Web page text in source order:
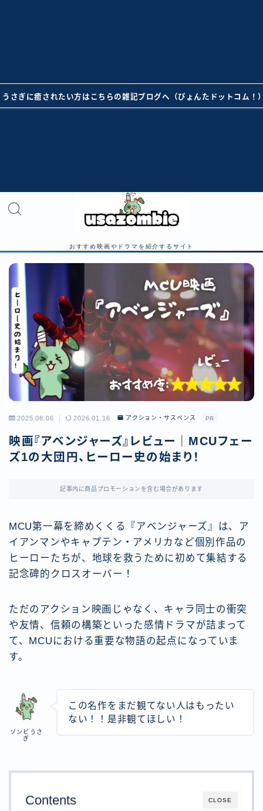
うさぎに癒されたい方はこちらの雑記ブログへ（ぴょんたドットコム！
おすすめ映画やドラマを紹介するサイト
2025.08.06 2026.01.16 アクション・サスペンス PR
映画『アベンジャーズ』レビュー｜MCUフェー
ズ1の大団円、ヒーロー史の始まり！
記事内に商品プロモーションを含む場合があります
MCU第一幕を締めくくる『アベンジャーズ』は、ア
イアンマンやキャプテン・アメリカなど個別作品の
ヒーローたちが、地球を救うために初めて集結する
記念碑的クロスオーバー！
ただのアクション映画じゃなく、キャラ同士の衝突
や友情、信頼の構築といった感情ドラマが詰まって
て、MCUにおける重要な物語の起点になっていま
す。
ゾンビうさ
ぎ
この名作をまだ観てない人はもったい
ない！！是非観てほしい！
CLOSE
Contents